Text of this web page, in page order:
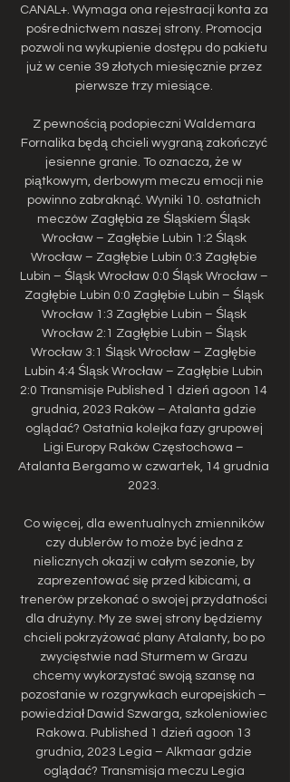
CANAL+. Wymaga ona rejestracji konta za
pośrednictwem naszej strony. Promocja
pozwoli na wykupienie dostępu do pakietu
już w cenie 39 złotych miesięcznie przez
pierwsze trzy miesiące.
Z pewnością podopieczni Waldemara
Fornalika będą chcieli wygraną zakończyć
jesienne granie. To oznacza, że w
piątkowym, derbowym meczu emocji nie
powinno zabraknąć. Wyniki 10. ostatnich
meczów Zagłębia ze Śląskiem Śląsk
Wrocław – Zagłębie Lubin 1:2 Śląsk
Wrocław – Zagłębie Lubin 0:3 Zagłębie
Lubin – Śląsk Wrocław 0:0 Śląsk Wrocław –
Zagłębie Lubin 0:0 Zagłębie Lubin – Śląsk
Wrocław 1:3 Zagłębie Lubin – Śląsk
Wrocław 2:1 Zagłębie Lubin – Śląsk
Wrocław 3:1 Śląsk Wrocław – Zagłębie
Lubin 4:4 Śląsk Wrocław – Zagłębie Lubin
2:0 Transmisje Published 1 dzień agoon 14
grudnia, 2023 Raków – Atalanta gdzie
oglądać? Ostatnia kolejka fazy grupowej
Ligi Europy Raków Częstochowa –
Atalanta Bergamo w czwartek, 14 grudnia
2023.
Co więcej, dla ewentualnych zmienników
czy dublerów to może być jedna z
nielicznych okazji w całym sezonie, by
zaprezentować się przed kibicami, a
trenerów przekonać o swojej przydatności
dla drużyny. My ze swej strony będziemy
chcieli pokrzyżować plany Atalanty, bo po
zwycięstwie nad Sturmem w Grazu
chcemy wykorzystać swoją szansę na
pozostanie w rozgrywkach europejskich –
powiedział Dawid Szwarga, szkoleniowiec
Rakowa. Published 1 dzień agoon 13
grudnia, 2023 Legia – Alkmaar gdzie
oglądać? Transmisja meczu Legia